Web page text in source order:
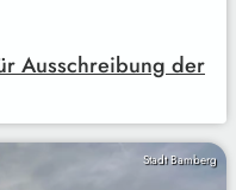
Ausschreibung der
Stadt Bamberg